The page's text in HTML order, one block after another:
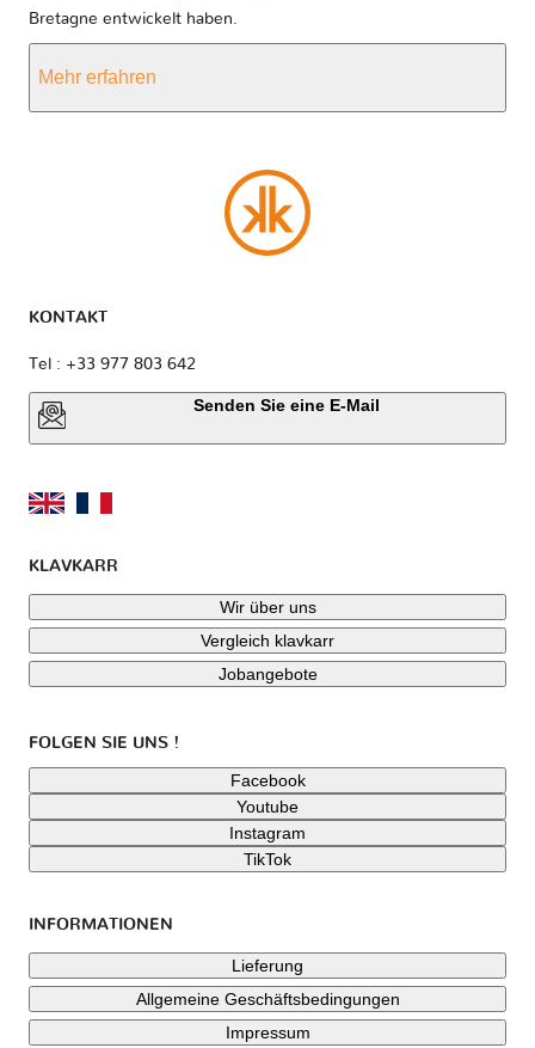
Bretagne entwickelt haben.
Mehr erfahren
KONTAKT
Tel : +33 977 803 642
Senden Sie eine E-Mail
KLAVKARR
Wir über uns
Vergleich klavkarr
Jobangebote
FOLGEN SIE UNS !
Facebook
Youtube
Instagram
TikTok
INFORMATIONEN
Lieferung
Allgemeine Geschäftsbedingungen
Impressum